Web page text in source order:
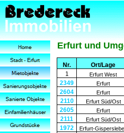
Erfurt und
Nr. Ort/Lage
1
Erfurt West
2349
Erfurt
2604
Erfurt
2110
Erfurt Süd/Ost
2605
Erfurt
2111
Erfurt Süd/Ost
1972
Erfurt-